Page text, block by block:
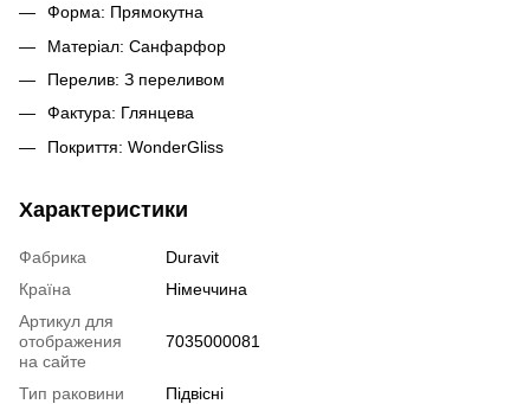
Форма: Прямокутна
Матеріал: Санфарфор
Перелив: З переливом
Фактура: Глянцева
Покриття: WonderGliss
Характеристики
Фабрика
Duravit
Країна
Німеччина
Артикул для
отображения
на сайте
7035000081
Тип раковини
Підвісні